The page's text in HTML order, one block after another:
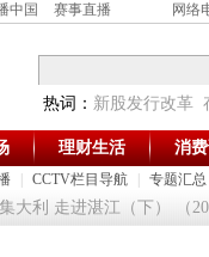
中国 赛事直播 网络
热词： 新股发行改革
CCTV栏目导航 专题汇总
理财生活 消
利 走进湛江（下） （